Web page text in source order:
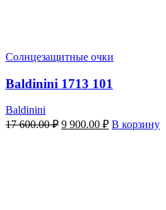
Солнцезащитные очки
Baldinini 1713 101
Baldinini
17 600.00₽ Первоначальная
9 900.00 ₽Текущая
цена:
В корзину